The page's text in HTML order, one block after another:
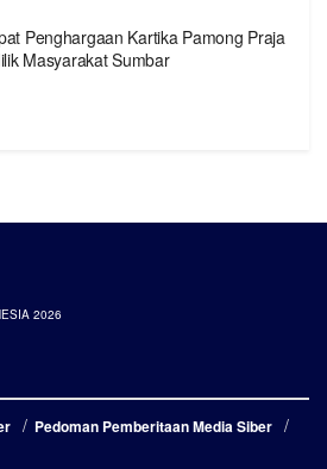
Penghargaan Kartika Pamong Praja
Masyarakat Sumbar
2026
Pedoman Pemberitaan Media Siber